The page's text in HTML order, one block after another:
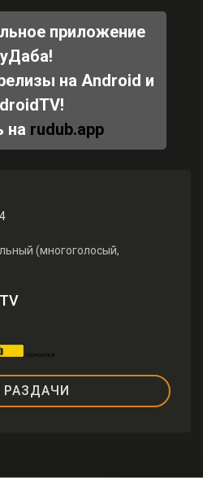
приложение
на Android и
на rudub.app
(многоголосый,
РАЗДАЧИ